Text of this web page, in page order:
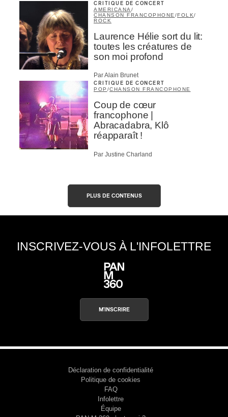
CRITIQUE DE CONCERT
AMERICANA /
CHANSON FRANCOPHONE /FOLK/
ROCK
Laurence Hélie sort du lit:
toutes les créatures de
son moi profond
Par Alain Brunet
CRITIQUE DE CONCERT
POP /CHANSON FRANCOPHONE
Coup de cœur
francophone |
Abracadabra, Klô
réapparaît !
Par Justine Charland
PLUS DE CONTENUS
INSCRIVEZ-VOUS À L'INFOLETTRE
M'INSCRIRE
Déclaration de confidentialité
Politique de cookies
FAQ
Infolettre
Équipe